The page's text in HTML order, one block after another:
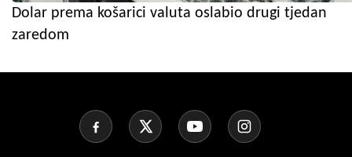
Dolar prema košarici valuta oslabio drugi tjedan
zaredom